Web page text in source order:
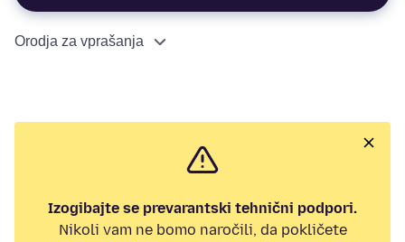
Orodja za vprašanja
Izogibajte se prevarantski tehnični podpori.
Nikoli vam ne bomo naročili, da pokličete